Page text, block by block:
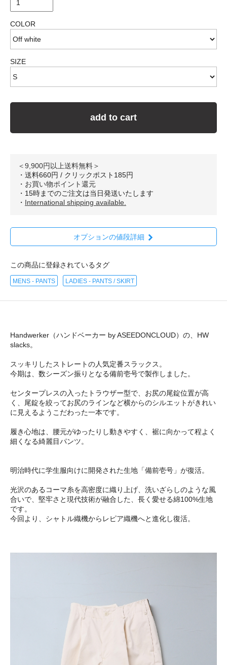
COLOR
SIZE
add to cart
＜9,900円以上送料無料＞
・送料660円 / クリックポスト185円
・ お買い物ポイント還元
・15時までのご注文は当日発送いたします
・ International shipping available.
オプションの値段詳細
この商品に登録されているタグ
MENS - PANTS LADIES - PANTS / SKIRT
Handwerker（ハンドベーカー by ASEEDONCLOUD）の、HW
slacks。
スッキリしたストレートの人気定番スラックス。
今期は、数シーズン振りとなる備前壱号で製作しました。
センタープレスの入ったトラウザー型で、お尻の尾錠位置が高
く、尾錠を絞ってお尻のラインなど横からのシルエットがきれい
に見えるようこだわった一本です。
履き心地は、腰元がゆったりし動きやすく、裾に向かって程よく
細くなる綺麗目パンツ。
明治時代に学生服向けに開発された生地「備前壱号」が復活。
光沢のあるコーマ糸を高密度に織り上げ、洗いざらしのような風
合いで、堅牢さと現代技術が融合した、長く愛せる綿100%生地
です。
今回より、シャトル織機からレピア織機へと進化し復活。